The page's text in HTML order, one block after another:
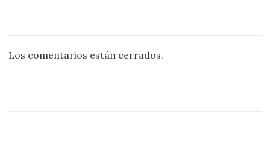
Los comentarios están cerrados.